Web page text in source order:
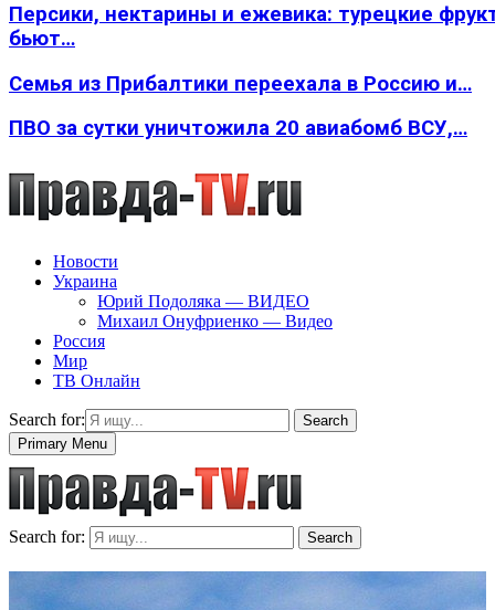
Персики, нектарины и ежевика: турецкие
бьют…
Семья из Прибалтики переехала в Россию и…
ПВО за сутки уничтожила 20 авиабомб ВСУ,…
Новости
Украина
Юрий Подоляка — ВИДЕО
Михаил Онуфриенко — Видео
Россия
Мир
ТВ Онлайн
Search for:
Search
Primary Menu
Search for: Search